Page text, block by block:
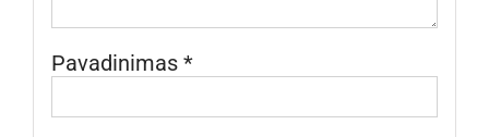
Pavadinimas *